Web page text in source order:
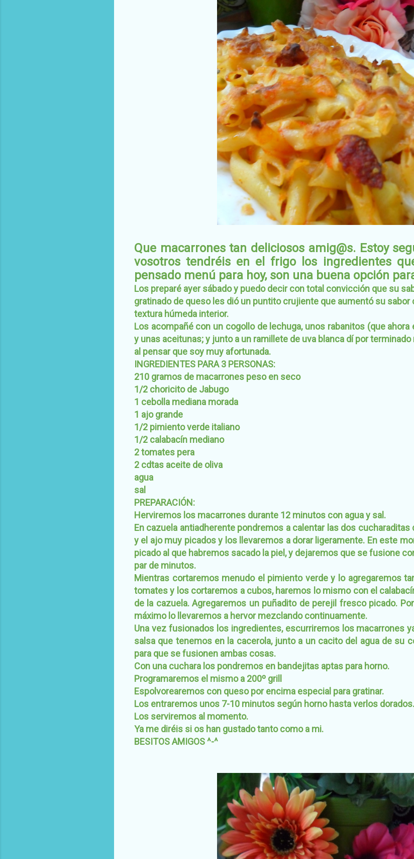
Que macarrones tan deliciosos amig@s. Estoy
vosotros tendréis en el frigo los ingredientes
pensado menú para hoy, son una buena opción
Los preparé ayer sábado y puedo decir con total convicción que su
gratinado de queso les dió un puntito crujiente que aumentó su
textura húmeda interior.
Los acompañé con un cogollo de lechuga, unos rabanitos (que
y unas aceitunas; y junto a un ramillete de uva blanca dí por
al pensar que soy muy afortunada.
INGREDIENTES PARA 3 PERSONAS:
210 gramos de macarrones peso en seco
1/2 choricito de Jabugo
1 cebolla mediana morada
1 ajo grande
1/2 pimiento verde italiano
1/2 calabacín mediano
2 tomates pera
2 cdtas aceite de oliva
agua
sal
PREPARACIÓN:
Herviremos los macarrones durante 12 minutos con agua y sal.
En cazuela antiadherente pondremos a calentar las dos
y el ajo muy picados y los llevaremos a dorar ligeramente. En este
picado al que habremos sacado la piel, y dejaremos que se fusione
par de minutos.
Mientras cortaremos menudo el pimiento verde y lo agregaremos
tomates y los cortaremos a cubos, haremos lo mismo con el
de la cazuela. Agregaremos un puñadito de perejil fresco picado.
máximo lo llevaremos a hervor mezclando continuamente.
Una vez fusionados los ingredientes, escurriremos los macarrones
salsa que tenemos en la cacerola, junto a un cacito del agua de su
para que se fusionen ambas cosas.
Con una cuchara los pondremos en bandejitas aptas para horno.
Programaremos el mismo a 200º grill
Espolvorearemos con queso por encima especial para gratinar.
Los entraremos unos 7-10 minutos según horno hasta verlos dorados.
Los serviremos al momento.
Ya me diréis si os han gustado tanto como a mi.
BESITOS AMIGOS ^-^